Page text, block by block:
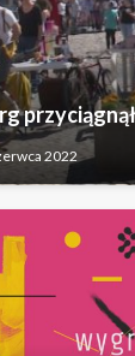
2022